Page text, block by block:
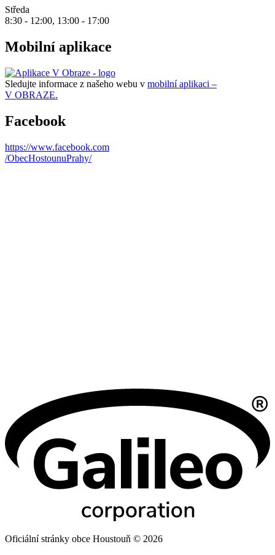
Středa
8:30 - 12:00, 13:00 - 17:00
Mobilní aplikace
Sledujte informace z našeho webu v mobilní aplikaci –
V OBRAZE.
Facebook
https://www.facebook.com
/ObecHostounuPrahy/
Oficiální stránky obce Houstouň © 2026